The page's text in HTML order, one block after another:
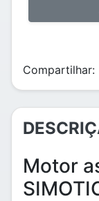
Compartilhar:
Motor